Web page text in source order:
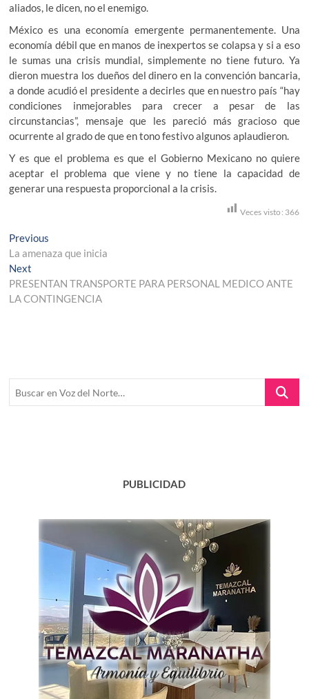
aliados, le dicen, no el enemigo.
México es una economía emergente permanentemente. Una
economía débil que en manos de inexpertos se colapsa y si a eso
le sumas una crisis mundial, simplemente no tiene futuro. Ya
dieron muestra los dueños del dinero en la convención bancaria,
a donde acudió el presidente a decirles que en nuestro país “hay
condiciones inmejorables para crecer a pesar de las
circunstancias”, mensaje que les pareció más gracioso que
ocurrente al grado de que en tono festivo algunos aplaudieron.
Y es que el problema es que el Gobierno Mexicano no quiere
aceptar el problema que viene y no tiene la capacidad de
generar una respuesta proporcional a la crisis.
Veces visto: 366
Navegación
de
entradas
Previous
post:
La amenaza que inicia
Next
post:
PRESENTAN TRANSPORTE PARA PERSONAL MEDICO ANTE
LA CONTINGENCIA
Buscar
PUBLICIDAD